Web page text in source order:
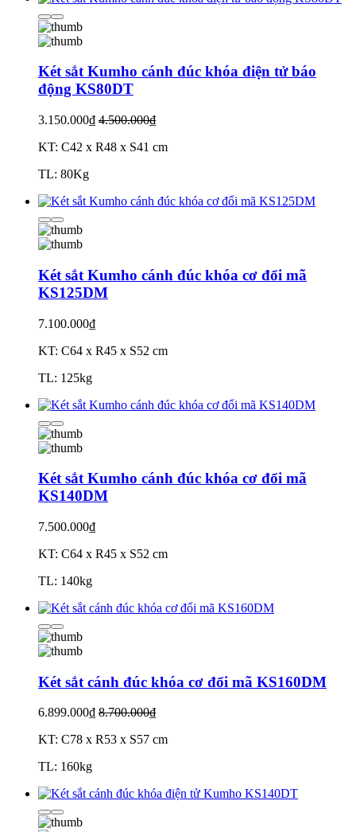
Két sắt Kumho cánh đúc khóa điện tử báo
động KS80DT
3.150.000₫ 4.500.000₫
KT: C42 x R48 x S41 cm
TL: 80Kg
Két sắt Kumho cánh đúc khóa cơ đổi mã
KS125DM
7.100.000₫
KT: C64 x R45 x S52 cm
TL: 125kg
Két sắt Kumho cánh đúc khóa cơ đổi mã
KS140DM
7.500.000₫
KT: C64 x R45 x S52 cm
TL: 140kg
Két sắt cánh đúc khóa cơ đổi mã KS160DM
6.899.000₫ 8.700.000₫
KT: C78 x R53 x S57 cm
TL: 160kg